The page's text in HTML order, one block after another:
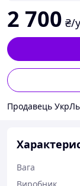
2 700 ₴/
Продавець
Вага